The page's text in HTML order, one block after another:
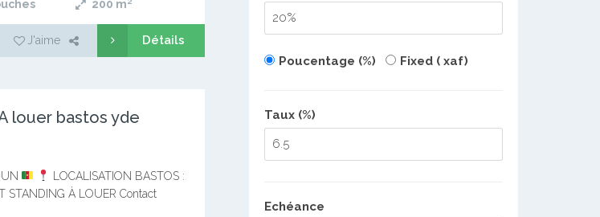
200 m²
J'aime Détails
louer bastos yde
LOCALISATION BASTOS :
STANDING À LOUER Contact
Poucentage (%) Fixed ( xaf)
Taux (%)
Echéance